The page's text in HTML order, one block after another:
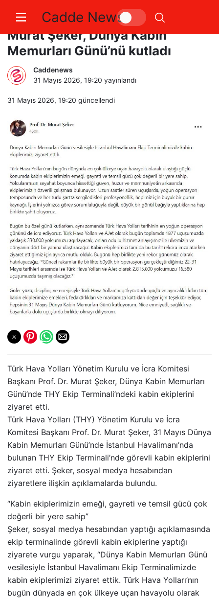
Cadde News
THY Yönetim Kurulu Başkanı
Murat Şeker, Dünya Kabin
Memurları Günü’nü kutladı
Caddenews
31 Mayıs 2026, 19:20 yayınlandı
31 Mayıs 2026, 19:20 güncellendi
Türk Hava Yolları Yönetim Kurulu ve İcra Komitesi
Başkanı Prof. Dr. Murat Şeker, Dünya Kabin Memurları
Günü’nde THY Ekip Terminali’ndeki kabin ekiplerini
ziyaret etti.
Türk Hava Yolları (THY) Yönetim Kurulu ve İcra
Komitesi Başkanı Prof. Dr. Murat Şeker, 31 Mayıs Dünya
Kabin Memurları Günü’nde İstanbul Havalimanı’nda
bulunan THY Ekip Terminali’nde görevli kabin ekiplerini
ziyaret etti. Şeker, sosyal medya hesabından
ziyaretlere ilişkin açıklamalarda bulundu.
“Kabin ekiplerimizin emeği, gayreti ve temsil gücü çok
değerli bir yere sahip”
Şeker, sosyal medya hesabından yaptığı açıklamasında
ekip terminalinde görevli kabin ekiplerine yaptığı
ziyarete vurgu yaparak, “Dünya Kabin Memurları Günü
vesilesiyle İstanbul Havalimanı Ekip Terminalimizde
kabin ekiplerimizi ziyaret ettik. Türk Hava Yolları’nın
bugün dünyada en çok ülkeye uçan havayolu olarak